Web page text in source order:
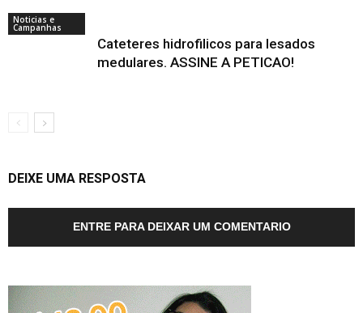
Noticias e
Campanhas
Cateteres hidrofilicos para lesados
medulares. ASSINE A PETICAO!
DEIXE UMA RESPOSTA
ENTRE PARA DEIXAR UM COMENTARIO